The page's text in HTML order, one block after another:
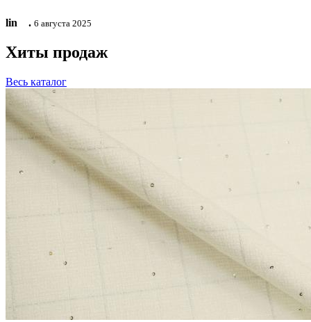
lin ⠀. 6 августа 2025
Хиты продаж
Весь каталог